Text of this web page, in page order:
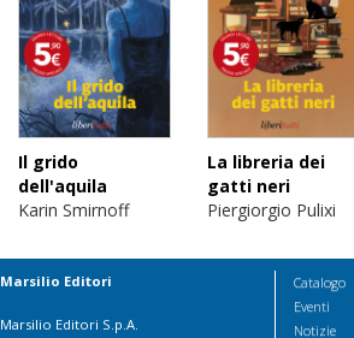
Il grido
dell'aquila
Karin Smirnoff
La libreria dei
gatti neri
Piergiorgio Pulixi
Marsilio Editori
Marsilio Editori S.p.A.
Catalogo
Eventi
Notizie